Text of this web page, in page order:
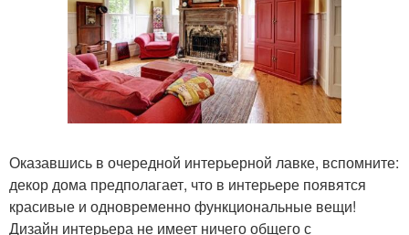
Оказавшись в очередной интерьерной лавке, вспомните:
декор дома предполагает, что в интерьере появятся
красивые и одновременно функциональные вещи!
Дизайн интерьера не имеет ничего общего с